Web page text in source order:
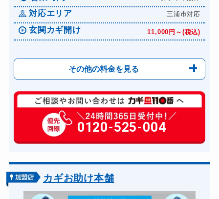
対応エリア 三浦市対応
玄関カギ開け 11,000円～(税込)
その他の料金を見る
玄関カギ修理 6,600円～(税込)
玄関カギ作成 14,300円～(税込)
玄関カギ交換 14,300円～(税込)
金庫カギ開け
0120-525-004
カギお助け本舗